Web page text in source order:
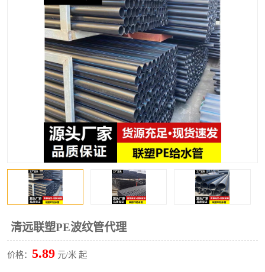
清远联塑PE波纹管代理
价格： 5.89 元/米 起
HDPE双壁波纹管 HDPE电力通讯管
UPVC电力通讯管 MPP电力通信管
联塑PVC管 联塑PPR管
联塑PE管 联塑家装红蓝线管